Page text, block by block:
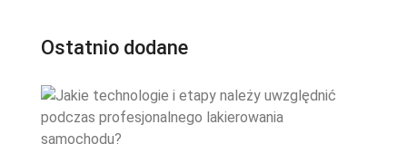
Ostatnio dodane